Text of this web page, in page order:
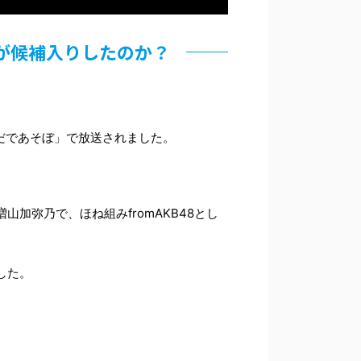
補入りしたのか？
あそぼ」で放送されました。
加弥乃で、ほね組みfromAKB48とし
。